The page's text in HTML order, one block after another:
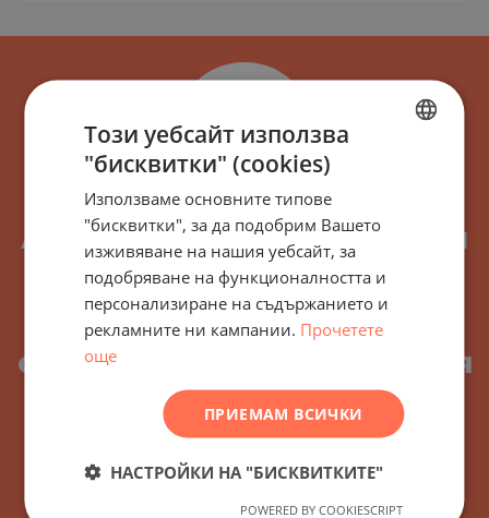
Абонирайте се за всички
новини, актуализации и
нови оферти относно
сграда/комплекс Флавия
Гардън Св.Св.
Константин и Елена,
България
GERMAN
FRENCH
ROMANIAN
SERBIAN
Този уебсайт използва
"бисквитки" (cookies)
Използваме основните типове
"бисквитки", за да подобрим Вашето
изживяване на нашия уебсайт, за
подобряване на функционалността и
персонализиране на съдържанието и
рекламните ни кампании. Прочетете
още
ПРИЕМАМ ВСИЧКИ
НАСТРОЙКИ НА "БИСКВИТКИТЕ"
POWERED BY COOKIESCRIPT